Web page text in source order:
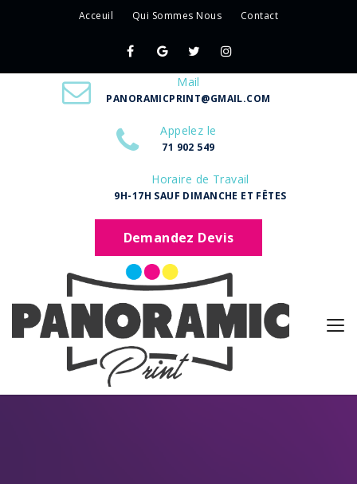
Acceuil Qui Sommes Nous Contact
Mail
PANORAMICPRINT@GMAIL.COM
Appelez le
71 902 549
Horaire de Travail
9H-17H SAUF DIMANCHE ET FÊTES
Demandez Devis